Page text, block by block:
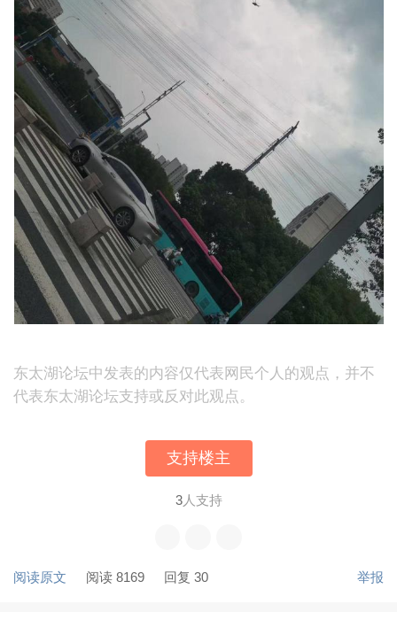
东太湖论坛中发表的内容仅代表网民个人的观点，并不
代表东太湖论坛支持或反对此观点。
支持楼主
3人支持
阅读原文 阅读 8169 回复 30 举报